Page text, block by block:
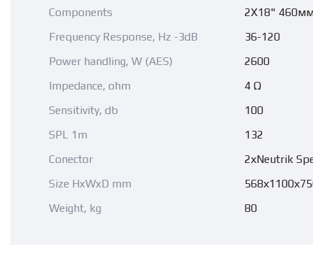
Components
2X18"
Frequency Response, Hz -3dB
36-120
Power handling, W (AES)
2600
Impedance, ohm
4 Ω
Sensitivity, db
100
SPL 1m
132
Conector
2хNeutrik
Size HxWxD mm
Weight, kg
80